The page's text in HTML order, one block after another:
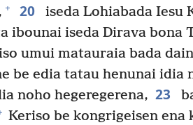
+ 20 iseda Lohiabada Iesu
ibounai iseda Dirava bona
umui matauraia bada
be edia tatau henunai idia
noho hegeregerena, 23
Keriso be kongrigeisen ena